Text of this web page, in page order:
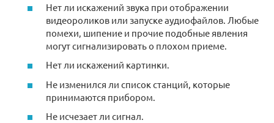
Нет ли искажений звука при отображении
видеороликов или запуске аудиофайлов. Любые
помехи, шипение и прочие подобные явления
могут сигнализировать о плохом приеме.
Нет ли искажений картинки.
Не изменился ли список станций, которые
принимаются прибором.
Не исчезает ли сигнал.